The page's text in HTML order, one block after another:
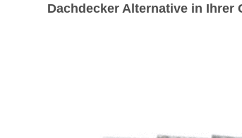
Dachdecker Alternative in Ihrer